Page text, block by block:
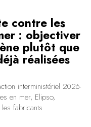
contre les
: objectiver
plutôt que
réalisées
interministériel 2026-
en mer, Elipso,
fabricants